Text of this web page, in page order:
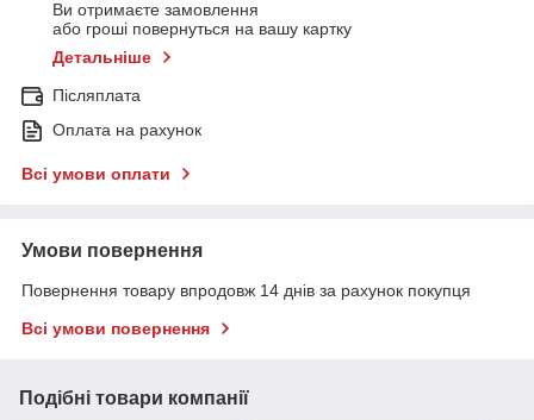
Ви отримаєте замовлення
або гроші повернуться на вашу картку
Детальніше
Післяплата
Оплата на рахунок
Всі умови оплати
Умови повернення
Повернення товару впродовж 14 днів за рахунок покупця
Всі умови повернення
Подібні товари компанії